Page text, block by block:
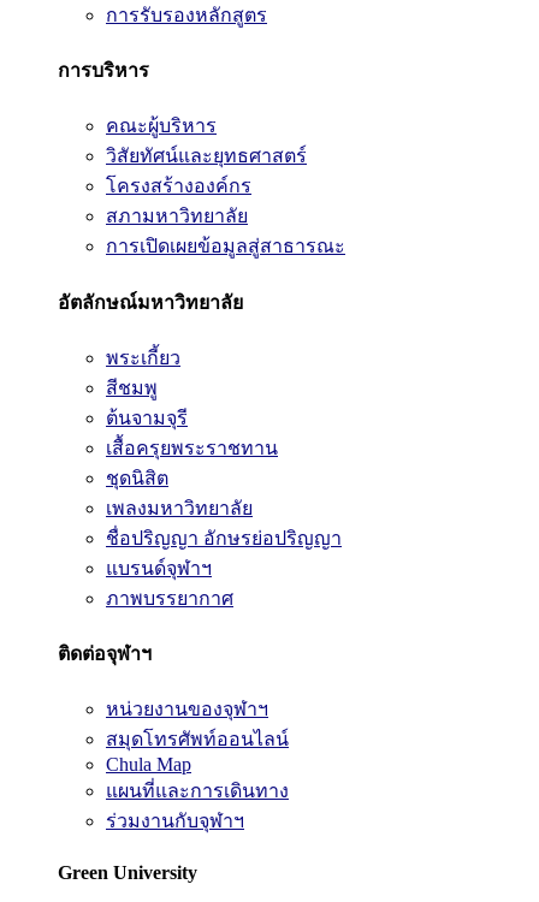
การรับรองหลักสูตร
การบริหาร
คณะผู้บริหาร
วิสัยทัศน์และยุทธศาสตร์
โครงสร้างองค์กร
สภามหาวิทยาลัย
การเปิดเผยข้อมูลสู่สาธารณะ
อัตลักษณ์มหาวิทยาลัย
พระเกี้ยว
สีชมพู
ต้นจามจุรี
เสื้อครุยพระราชทาน
ชุดนิสิต
เพลงมหาวิทยาลัย
ชื่อปริญญา อักษรย่อปริญญา
แบรนด์จุฬาฯ
ภาพบรรยากาศ
ติดต่อจุฬาฯ
หน่วยงานของจุฬาฯ
สมุดโทรศัพท์ออนไลน์
Chula Map
แผนที่และการเดินทาง
ร่วมงานกับจุฬาฯ
Green University